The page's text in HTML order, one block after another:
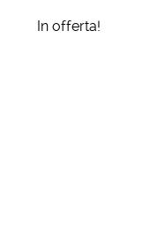
In offerta!